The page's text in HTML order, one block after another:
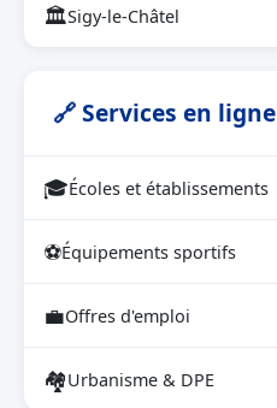
🏛Sigy-le-Châtel
🔗 Services en ligne
🎓Écoles et établissements
⚽Équipements sportifs
💼Offres d'emploi
🏘Urbanisme & DPE